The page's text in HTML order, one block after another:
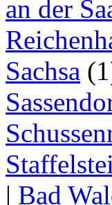
an der
Sachsa
| Bad